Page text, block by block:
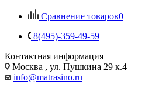
Сравнение товаров0
8(495)-359-49-59
Контактная информация
Москва , ул. Пушкина 29 к.4
info@matrasino.ru